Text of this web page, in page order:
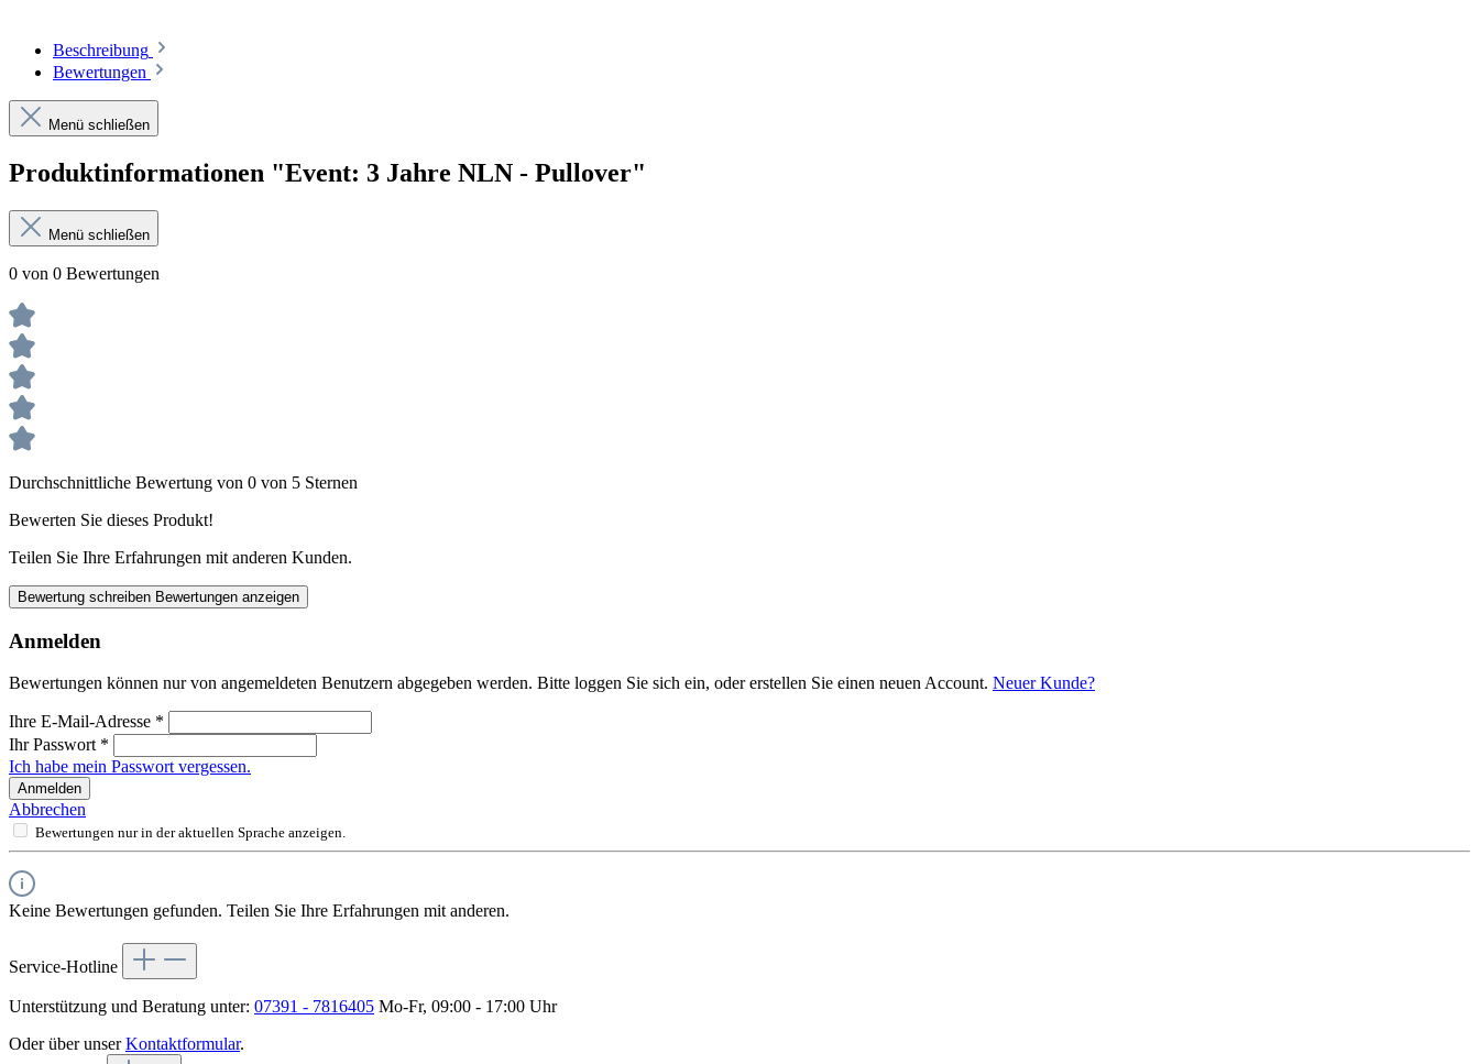
Beschreibung
Bewertungen
Menü schließen
Produktinformationen "Event: 3 Jahre NLN - Pullover"
Menü schließen
0 von 0 Bewertungen
Durchschnittliche Bewertung von 0 von 5 Sternen
Bewerten Sie dieses Produkt!
Teilen Sie Ihre Erfahrungen mit anderen Kunden.
Bewertung schreiben Bewertungen anzeigen
Anmelden
Bewertungen können nur von angemeldeten Benutzern abgegeben werden. Bitte loggen Sie sich ein, oder erstellen Sie einen neuen Account. Neuer Kunde?
Ihre E-Mail-Adresse *
Ihr Passwort *
Ich habe mein Passwort vergessen.
Anmelden
Abbrechen
Bewertungen nur in der aktuellen Sprache anzeigen.
Keine Bewertungen gefunden. Teilen Sie Ihre Erfahrungen mit anderen.
Service-Hotline
Unterstützung und Beratung unter: 07391 - 7816405 Mo-Fr, 09:00 - 17:00 Uhr
Oder über unserKontaktformular.